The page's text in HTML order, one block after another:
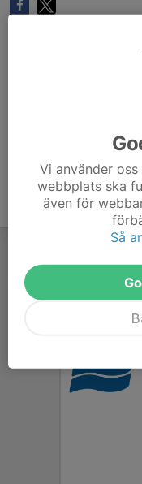
Vi använder
webbplats ska
även för
Så